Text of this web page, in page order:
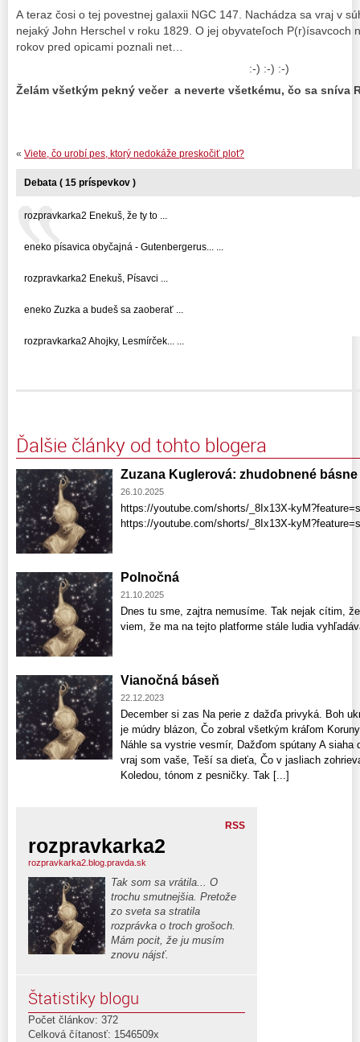
A teraz čosi o tej povestnej galaxii NGC 147. Nachádza sa vraj v
nejaký John Herschel v roku 1829. O jej obyvateľoch P(r)ísavcoch
rokov pred opicami poznali net…
:-) :-) :-)
Želám všetkým pekný večer a neverte všetkému, čo sa sníva
« Viete, čo urobí pes, ktorý nedokáže preskočiť plot?
Debata ( 15 príspevkov )
rozpravkarka2 Enekuš, že ty to ...
eneko písavica obyčajná - Gutenbergerus... ...
rozpravkarka2 Enekuš, Písavci ...
eneko Zuzka a budeš sa zaoberať ...
rozpravkarka2 Ahojky, Lesmírček... ...
Ďalšie články od tohto blogera
Zuzana Kuglerová: zhudobnené básne
26.10.2025
https://youtube.com/shorts/_8Ix13X-
https://youtube.com/shorts/_8Ix13X-
Polnočná
21.10.2025
Dnes tu sme, zajtra nemusíme. Tak nejak cítim,
viem, že ma na tejto platforme stále ludia
Vianočná báseň
22.12.2023
December si zas Na perie z dažďa privyká. Boh
je múdry blázon, Čo zobral všetkým kráľom
Náhle sa vystrie vesmír, Dažďom spútany A
vraj som vaše, Teší sa dieťa, Čo v jasliach
Koledou, tónom z pesničky. Tak [...]
RSS
rozpravkarka2
rozpravkarka2.blog.pravda.sk
Tak som sa vrátila... O
trochu smutnejšia. Pretože
zo sveta sa stratila
rozprávka o troch grošoch.
Mám pocit, že ju musím
znovu nájsť.
Štatistiky blogu
Počet článkov: 372
Celková čítanosť: 1546509x